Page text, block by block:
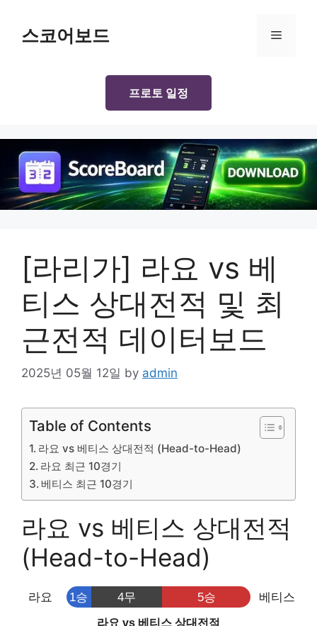
content스코어보드 Menu
프로토 일정
[라리가] 라요 vs 베
티스 상대전적 및 최
근전적 데이터보드
2025년 05월 12일 by admin
Table of Contents
라요 vs 베티스 상대전적 (Head-to-Head)
라요 최근 10경기
베티스 최근 10경기
라요 vs 베티스 상대전적
(Head-to-Head)
라요 1승 4무 5승 베티스
라요 vs 베티스 상대전적